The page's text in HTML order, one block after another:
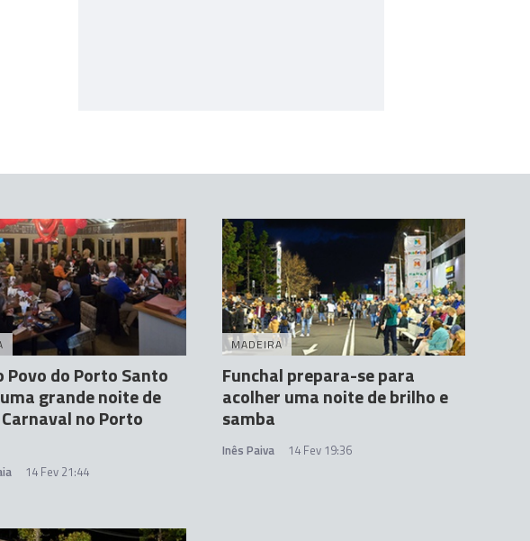
Povo do Porto Santo
grande noite de
no Porto
14 Fev 21:44
MADEIRA
Funchal prepara-se para
acolher uma noite de brilho e
samba
Inês Paiva 14 Fev 19:36